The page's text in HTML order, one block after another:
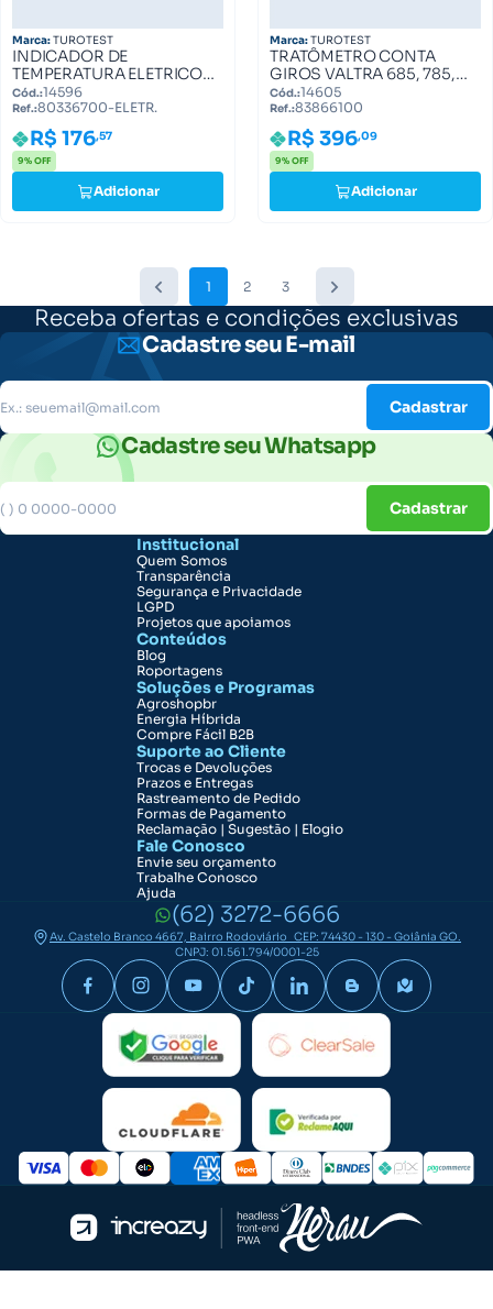
Marca:TUROTEST
INDICADOR DE
TEMPERATURA ELETRICO
VALTRA 80336700-ELETR.
Cód.:14596
Ref.:80336700-ELETR.
R$ 176,57
9% OFF
Adicionar
Marca:TUROTEST
TRATÔMETRO CONTA
GIROS VALTRA 685, 785,
BF75 83866100
Cód.:14605
Ref.:83866100
R$ 396,09
9% OFF
Adicionar
1 2 3
Receba ofertas e condições exclusivas
Cadastre seu E-mail
Cadastrar
Cadastre seu Whatsapp
Cadastrar
Institucional
Quem Somos
Transparência
Segurança e Privacidade
LGPD
Projetos que apoiamos
Conteúdos
Blog
Roportagens
Soluções e Programas
Agroshopbr
Energia Híbrida
Compre Fácil B2B
Suporte ao Cliente
Trocas e Devoluções
Prazos e Entregas
Rastreamento de Pedido
Formas de Pagamento
Reclamação | Sugestão | Elogio
Fale Conosco
Envie seu orçamento
Trabalhe Conosco
Ajuda
(62) 3272-6666
Av. Castelo Branco 4667, Bairro Rodoviário CEP: 74430 - 130 - Goiânia GO.
CNPJ: 01.561.794/0001-25